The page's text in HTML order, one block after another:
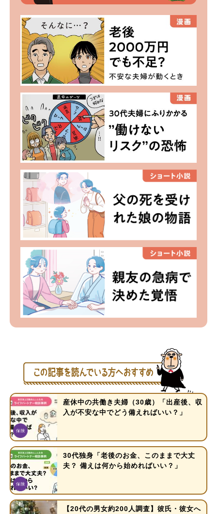
産休中の共働き夫婦（30歳）「出産後、収
入が不安な中でどう備えればいい？」
30代独身「老後のお金、このままで大丈
夫？ 備えは何から始めればいい？」
【20代の男女約200人調査】彼氏・彼女へ